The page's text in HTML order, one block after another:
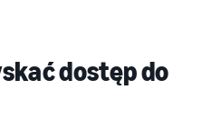
dostęp do